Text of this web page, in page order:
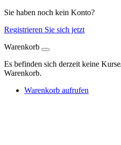
Sie haben noch kein Konto?
Registrieren Sie sich jetzt
Warenkorb
Es befinden sich derzeit keine
Warenkorb.
Warenkorb aufrufen